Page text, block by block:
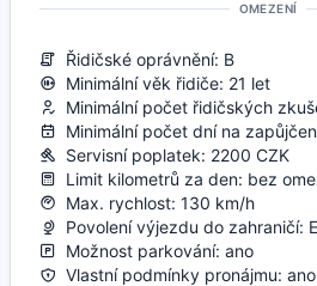
OMEZENÍ
Řidičské oprávnění: B
Minimální věk řidiče: 21 let
Minimální počet řidičských
Minimální počet dní na
Servisní poplatek: 2200 CZK
Limit kilometrů za den: bez
Max. rychlost: 130 km/h
Povolení výjezdu do zahraničí:
Možnost parkování: ano
Vlastní podmínky pronájmu: ano